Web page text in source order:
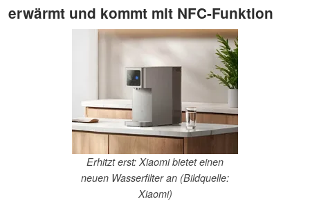
erwärmt und kommt mit NFC-Funktion
Erhitzt erst: Xiaomi bietet einen
neuen Wasserfilter an (Bildquelle:
Xiaomi)